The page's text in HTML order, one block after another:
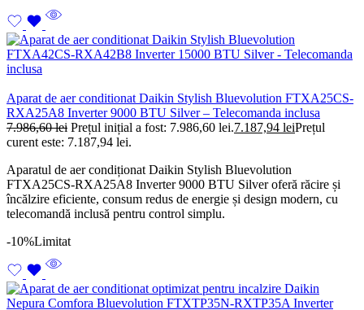
Aparat de aer conditionat Daikin Stylish Bluevolution FTXA25CS-
RXA25A8 Inverter 9000 BTU Silver – Telecomanda inclusa
7.986,60lei Prețul inițial a fost: 7.986,60 lei.7.187,94 leiPrețul
curent este: 7.187,94 lei.
Aparatul de aer condiționat Daikin Stylish Bluevolution
FTXA25CS-RXA25A8 Inverter 9000 BTU Silver oferă răcire și
încălzire eficiente, consum redus de energie și design modern, cu
telecomandă inclusă pentru control simplu.
-10%Limitat